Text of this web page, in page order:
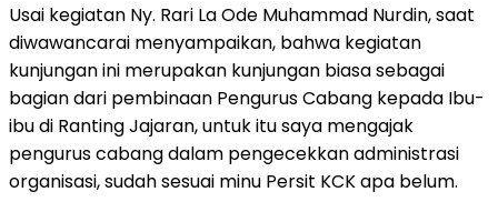
Usai kegiatan Ny. Rari La Ode Muhammad Nurdin, saat
diwawancarai menyampaikan, bahwa kegiatan
kunjungan ini merupakan kunjungan biasa sebagai
bagian dari pembinaan Pengurus Cabang kepada Ibu-
ibu di Ranting Jajaran, untuk itu saya mengajak
pengurus cabang dalam pengecekkan administrasi
organisasi, sudah sesuai minu Persit KCK apa belum.